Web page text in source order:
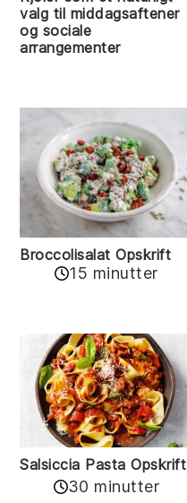
valg til middagsaftener
og sociale
arrangementer
Broccolisalat Opskrift
15 minutter
Salsiccia Pasta Opskrift
30 minutter